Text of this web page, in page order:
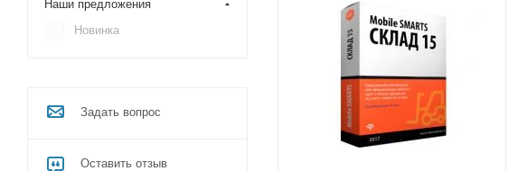
Наши предложения
Новинка
Задать вопрос
Оставить отзыв